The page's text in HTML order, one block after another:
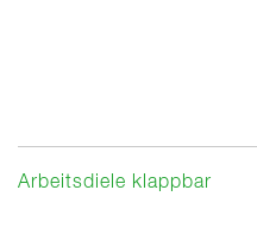
Arbeitsdiele klappbar